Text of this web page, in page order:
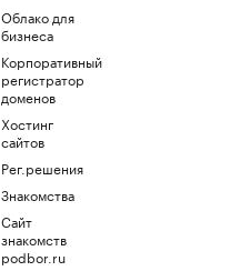
Облако для
бизнеса
Корпоративный
регистратор
доменов
Хостинг
сайтов
Рег.решения
Знакомства
Сайт
знакомств
podbor.ru